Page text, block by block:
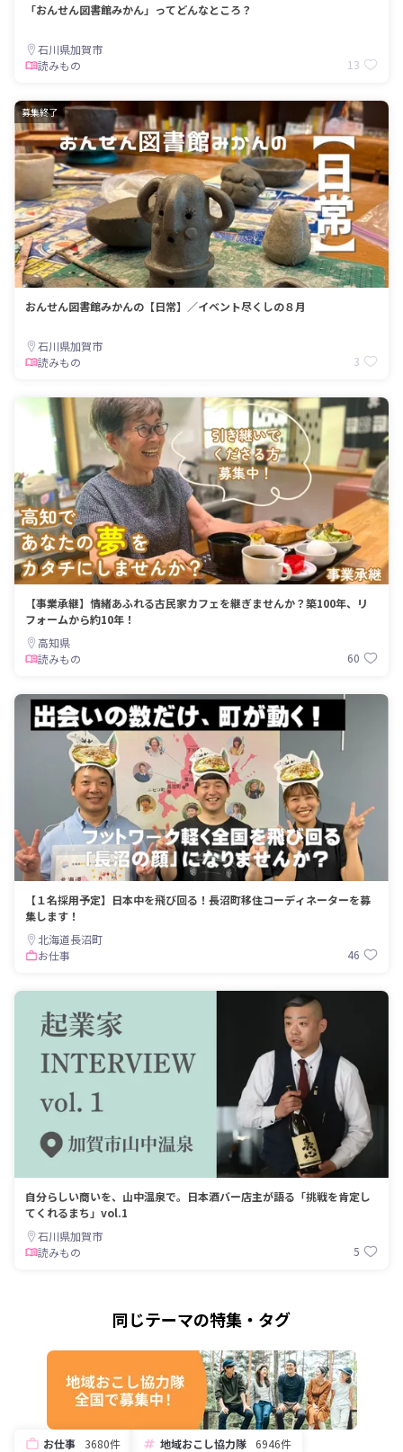
「おんせん図書館みかん」ってどんなところ？
石川県加賀市
読みもの
13
募集終了
おんせん図書館みかんの【日常】／イベント尽くしの８月
石川県加賀市
読みもの
3
【事業承継】情緒あふれる古民家カフェを継ぎませんか？築100年、リ
フォームから約10年！
高知県
読みもの
60
【１名採用予定】日本中を飛び回る！長沼町移住コーディネーターを募
集します！
北海道長沼町
お仕事
46
自分らしい商いを、山中温泉で。日本酒バー店主が語る「挑戦を肯定し
てくれるまち」vol.1
石川県加賀市
読みもの
5
同じテーマの特集・タグ
お仕事 3680件 地域おこし協力隊
6946件